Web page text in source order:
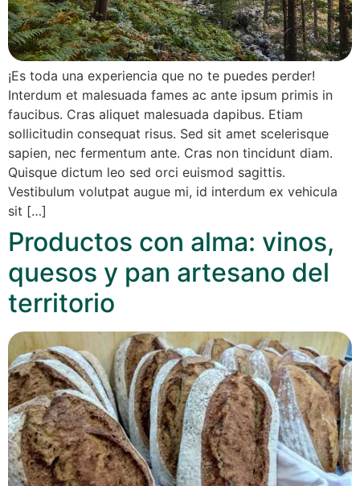
¡Es toda una experiencia que no te puedes perder!
Interdum et malesuada fames ac ante ipsum primis in
faucibus. Cras aliquet malesuada dapibus. Etiam
sollicitudin consequat risus. Sed sit amet scelerisque
sapien, nec fermentum ante. Cras non tincidunt diam.
Quisque dictum leo sed orci euismod sagittis.
Vestibulum volutpat augue mi, id interdum ex vehicula
sit […]
Productos con alma: vinos,
quesos y pan artesano del
territorio